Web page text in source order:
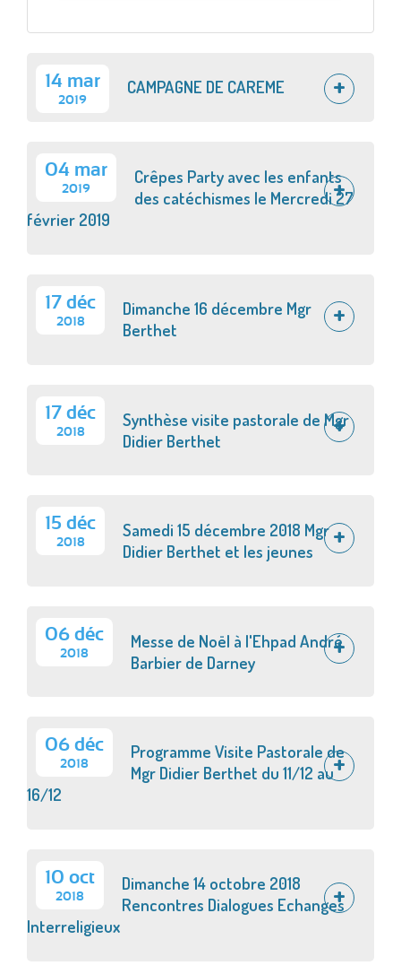
14 mar
2019
CAMPAGNE DE CAREME
04 mar
2019
Crêpes Party avec les enfants
des catéchismes le Mercredi 27
février 2019
17 déc
2018
Dimanche 16 décembre Mgr
Berthet
17 déc
2018
Synthèse visite pastorale de Mgr
Didier Berthet
15 déc
2018
Samedi 15 décembre 2018 Mgr
Didier Berthet et les jeunes
06 déc
2018
Messe de Noël à l'Ehpad André
Barbier de Darney
06 déc
2018
Programme Visite Pastorale de
Mgr Didier Berthet du 11/12 au
16/12
10 oct
2018
Dimanche 14 octobre 2018
Rencontres Dialogues Echanges
Interreligieux